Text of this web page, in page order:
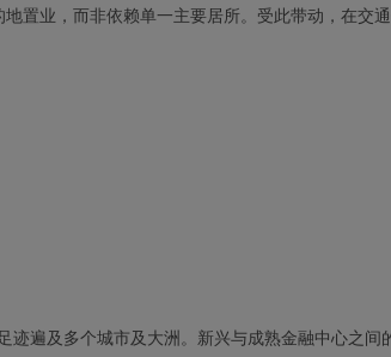
置业，而非依赖单一主要居所。受此带动，在交
遍及多个城市及大洲。新兴与成熟金融中心之间